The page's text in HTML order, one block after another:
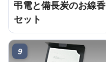
弔電と備長炭のお線香
セット
9